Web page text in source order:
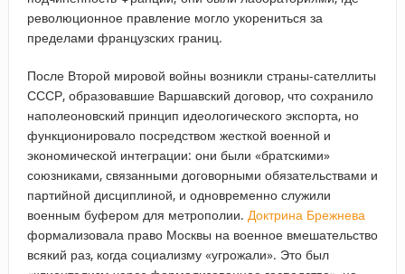
революционное правление могло укорениться за
пределами французских границ.
После Второй мировой войны возникли страны-сателлиты
СССР, образовавшие Варшавский договор, что сохранило
наполеоновский принцип идеологического экспорта, но
функционировало посредством жесткой военной и
экономической интеграции: они были «братскими»
союзниками, связанными договорными обязательствами и
партийной дисциплиной, и одновременно служили
военным буфером для метрополии. Доктрина Брежнева
формализовала право Москвы на военное вмешательство
всякий раз, когда социализму «угрожали». Это был